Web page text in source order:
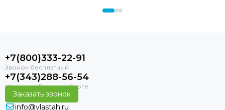
+7(800)333-22-91
+7(343)288-56-54
Заказать звонок
info@vlastah.ru